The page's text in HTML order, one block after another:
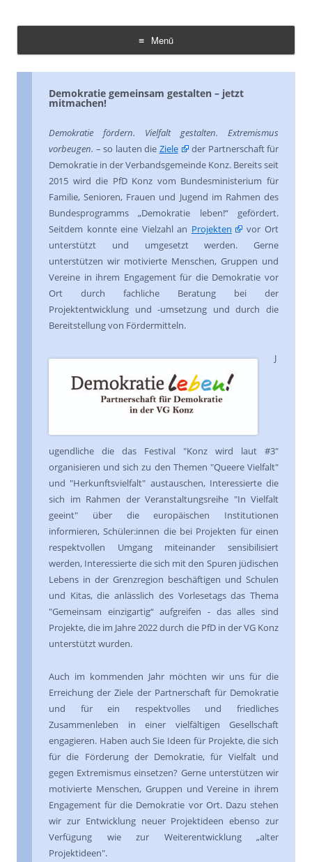
Menü
Zum
Inhalt
Demokratie gemeinsam gestalten – jetzt
mitmachen!
Demokratie fördern. Vielfalt gestalten. Extremismus
vorbeugen. – so lauten die Ziele
der Partnerschaft für
Demokratie in der Verbandsgemeinde Konz. Bereits seit
2015 wird die PfD Konz vom Bundesministerium für
Familie, Senioren, Frauen und Jugend im Rahmen des
Bundesprogramms „Demokratie leben!“ gefördert.
Seitdem konnte eine Vielzahl an Projekten
vor Ort
unterstützt und umgesetzt werden. Gerne
unterstützen wir motivierte Menschen, Gruppen und
Vereine in ihrem Engagement für die Demokratie vor
Ort durch fachliche Beratung bei der
Projektentwicklung und -umsetzung und durch die
Bereitstellung von Fördermitteln.
J
ugendliche die das Festival "Konz wird laut #3"
organisieren und sich zu den Themen "Queere Vielfalt"
und "Herkunftsvielfalt" austauschen, Interessierte die
sich im Rahmen der Veranstaltungsreihe "In Vielfalt
geeint" über die europäischen Institutionen
informieren, Schüler:innen die bei Projekten für einen
respektvollen Umgang miteinander sensibilisiert
werden, Interessierte die sich mit den Spuren jüdischen
Lebens in der Grenzregion beschäftigen und Schulen
und Kitas, die anlässlich des Vorlesetags das Thema
"Gemeinsam einzigartig“ aufgreifen - das alles sind
Projekte, die im Jahre 2022 durch die PfD in der VG Konz
unterstützt wurden.
Auch im kommenden Jahr möchten wir uns für die
Erreichung der Ziele der Partnerschaft für Demokratie
und für ein respektvolles und friedliches
Zusammenleben in einer vielfältigen Gesellschaft
engagieren. Haben auch Sie Ideen für Projekte, die sich
für die Förderung der Demokratie, für Vielfalt und
gegen Extremismus einsetzen? Gerne unterstützen wir
motivierte Menschen, Gruppen und Vereine in ihrem
Engagement für die Demokratie vor Ort. Dazu stehen
wir zur Entwicklung neuer Projektideen ebenso zur
Verfügung wie zur Weiterentwicklung „alter
Projektideen".